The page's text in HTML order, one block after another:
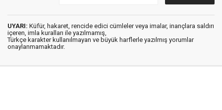
UYARI: Küfür, hakaret, rencide edici cümleler veya imalar, inançlara saldırı
içeren, imla kuralları ile yazılmamış,
Türkçe karakter kullanılmayan ve büyük harflerle yazılmış yorumlar
onaylanmamaktadır.